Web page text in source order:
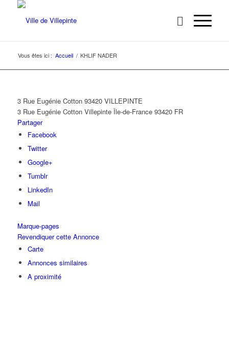
Vous êtes ici : Accueil / KHLIF NADER
3 Rue Eugénie Cotton 93420 VILLEPINTE
3 Rue Eugénie Cotton Villepinte Île-de-France 93420 FR
Partager
Facebook
Twitter
Google+
Tumblr
LinkedIn
Mail
Marque-pages
Revendiquer cette Annonce
Carte
Annonces similaires
A proximité